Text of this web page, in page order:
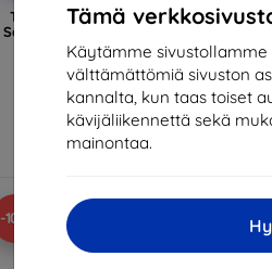
Tämä
Käytämme sivustollamme
välttämättömiä sivuston
kannalta, kun taas toiset
kävijäliikennettä sekä
mainontaa.
Tactical Glass Shield 5D
Samsung Galaxy M12/A32
5G/A12/A02s Musta
(57983102213)
13,90 €
12,51 €
Varastossa > 5 kpl
-10% -10%